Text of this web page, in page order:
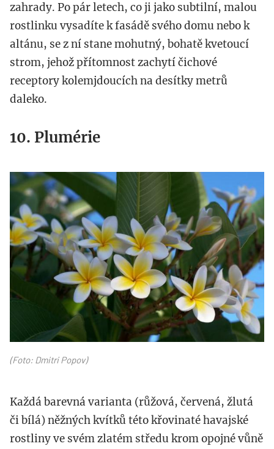
zahrady. Po pár letech, co ji jako subtilní, malou
rostlinku vysadíte k fasádě svého domu nebo k
altánu, se z ní stane mohutný, bohatě kvetoucí
strom, jehož přítomnost zachytí čichové
receptory kolemjdoucích na desítky metrů
daleko.
10. Plumérie
plumeria.jpeg
(Foto: Dmitri Popov)
Každá barevná varianta (růžová, červená, žlutá
či bílá) něžných kvítků této křovinaté havajské
rostliny ve svém zlatém středu krom opojné vůně